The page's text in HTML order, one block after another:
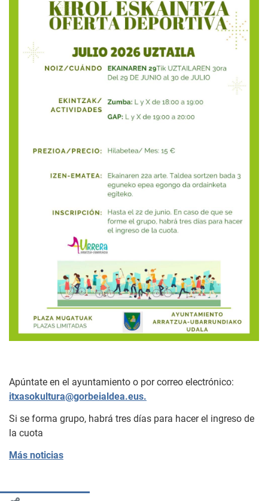
Apúntate en el ayuntamiento o por correo electrónico:
itxasokultura@gorbeialdea.eus.
Si se forma grupo, habrá tres días para hacer el ingreso de
la cuota
Más noticias